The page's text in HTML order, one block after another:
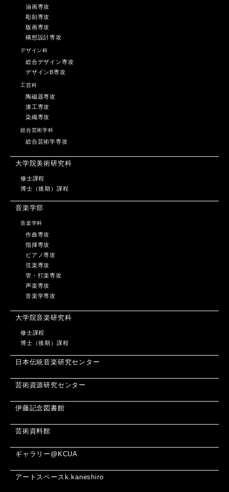
油画専攻
彫刻専攻
版画専攻
構想設計専攻
デザイン科
総合デザイン専攻
デザインB専攻
工芸科
陶磁器専攻
漆工専攻
染織専攻
総合芸術学科
総合芸術学専攻
大学院美術研究科
修士課程
博士（後期）課程
音楽学部
音楽学科
作曲専攻
指揮専攻
ピアノ専攻
弦楽専攻
管・打楽専攻
声楽専攻
音楽学専攻
大学院音楽研究科
修士課程
博士（後期）課程
日本伝統音楽研究センター
芸術資源研究センター
伊藤記念図書館
芸術資料館
ギャラリー@KCUA
アートスペースk.kaneshiro